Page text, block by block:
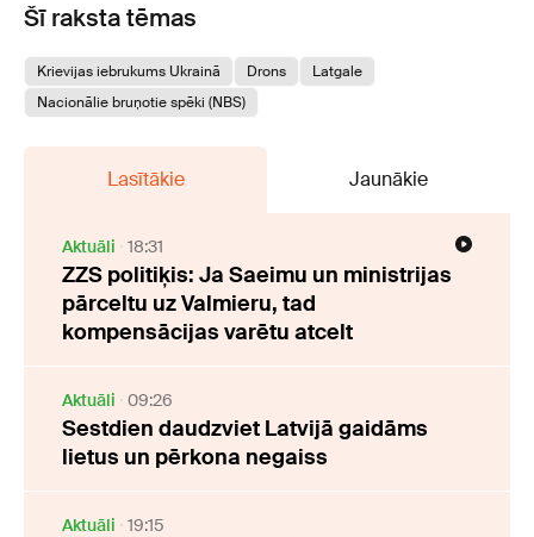
Šī raksta tēmas
Krievijas iebrukums Ukrainā Drons
Latgale
Nacionālie bruņotie spēki (NBS)
Lasītākie Jaunākie
Aktuāli 18:31
ZZS politiķis: Ja Saeimu un ministrijas
pārceltu uz Valmieru, tad
kompensācijas varētu atcelt
Aktuāli 09:26
Sestdien daudzviet Latvijā gaidāms
lietus un pērkona negaiss
Aktuāli 19:15